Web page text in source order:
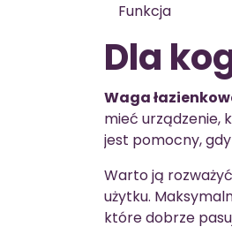
Funkcja
Dla
Waga
mieć urządzenie,
jest pomocny,
Warto ją
użytku.
które dobrze